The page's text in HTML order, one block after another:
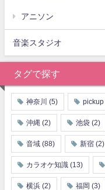
アニソン
音楽スタジオ
タグで探す
神奈川 (5) pickup
沖縄 (2) 池袋 (2)
音域 (88) 新宿 (2)
カラオケ知識 (13)
横浜 (2) 福岡 (3)